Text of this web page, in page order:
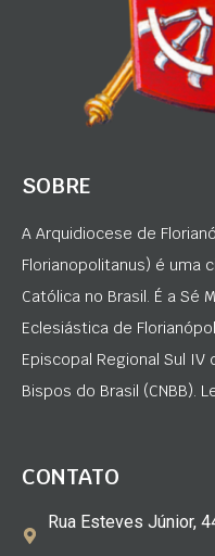
SOBRE
A Arquidiocese de
Florianopolitanus) é uma
Católica no Brasil. É a Sé
Eclesiástica de
Episcopal Regional Sul IV
Bispos do Brasil (CNBB).
CONTATO
Rua Esteves Júnior,